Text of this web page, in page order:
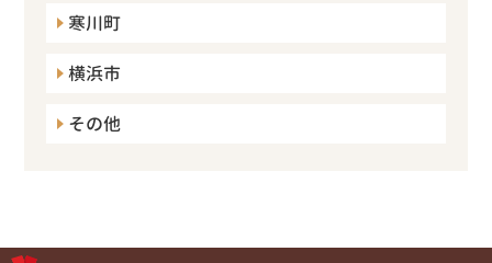
寒川町
横浜市
その他